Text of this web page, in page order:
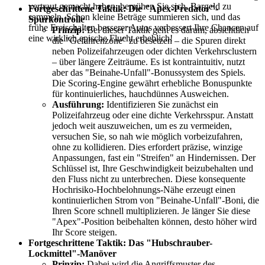
vertraut gemacht haben, bemühen Sie sich, Bargeld zu
sammeln. Schon kleine Beträge summieren sich, und das
frühe Freischalten besserer Autos verbessert Ihre Chancen auf
eine wirklich epische Flucht erheblich!
Fortgeschrittene Taktik: Die "Apex-Predator"-
Spurkontrolle
Prinzip:Bei dieser Taktik geht es darum, absichtlich
die "Gefahrenzone" zu besetzen – die Spuren direkt
neben Polizeifahrzeugen oder dichten Verkehrsclustern
– über längere Zeiträume. Es ist kontraintuitiv, nutzt
aber das "Beinahe-Unfall"-Bonussystem des Spiels.
Die Scoring-Engine gewährt erhebliche Bonuspunkte
für kontinuierliches, hauchdünnes Ausweichen.
Ausführung: Identifizieren Sie zunächst ein
Polizeifahrzeug oder eine dichte Verkehrsspur. Anstatt
jedoch weit auszuweichen, um es zu vermeiden,
versuchen Sie, so nah wie möglich vorbeizufahren,
ohne zu kollidieren. Dies erfordert präzise, winzige
Anpassungen, fast ein "Streifen" an Hindernissen. Der
Schlüssel ist, Ihre Geschwindigkeit beizubehalten und
den Fluss nicht zu unterbrechen. Diese konsequente
Hochrisiko-Hochbelohnungs-Nähe erzeugt einen
kontinuierlichen Strom von "Beinahe-Unfall"-Boni, die
Ihren Score schnell multiplizieren. Je länger Sie diese
"Apex"-Position beibehalten können, desto höher wird
Ihr Score steigen.
Fortgeschrittene Taktik: Das "Hubschrauber-
Lockmittel"-Manöver